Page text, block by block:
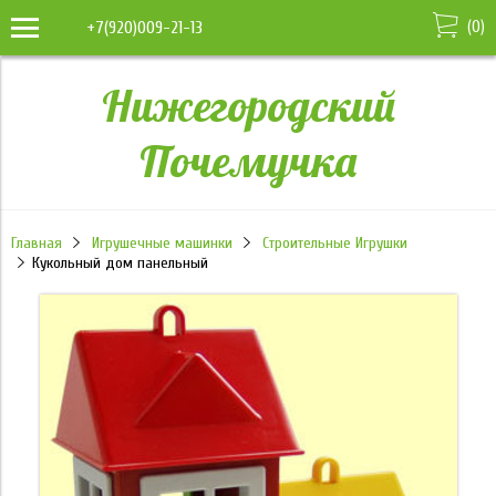
+7(920)009-21-13 (0)
Нижегородский
Почемучка
Главная Игрушечные машинки
Строительные Игрушки
Кукольный дом панельный